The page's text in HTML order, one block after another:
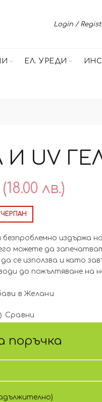
Login /
ЕЛ. УРЕДИ
UV
(18.00 лв.)
безпроблемно издържа
можете да
се използва и като
до пожълтяване на
в Желани
Сравни
поръчка